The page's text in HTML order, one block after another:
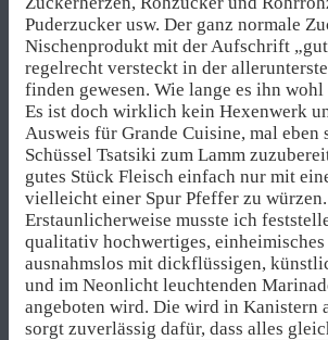
Puderzucker usw. Der ganz normale
Nischenprodukt mit der Aufschrift
regelrecht versteckt in der
finden gewesen. Wie lange es ihn
Es ist doch wirklich kein Hexenwerk
Ausweis für Grande Cuisine, mal eben
Schüssel Tsatsiki zum Lamm
gutes Stück Fleisch einfach nur mit
vielleicht einer Spur Pfeffer zu würzen.
Erstaunlicherweise musste ich
qualitativ hochwertiges,
ausnahmslos mit dickflüssigen,
und im Neonlicht leuchtenden
angeboten wird. Die wird in Kanistern
sorgt zuverlässig dafür, dass alles